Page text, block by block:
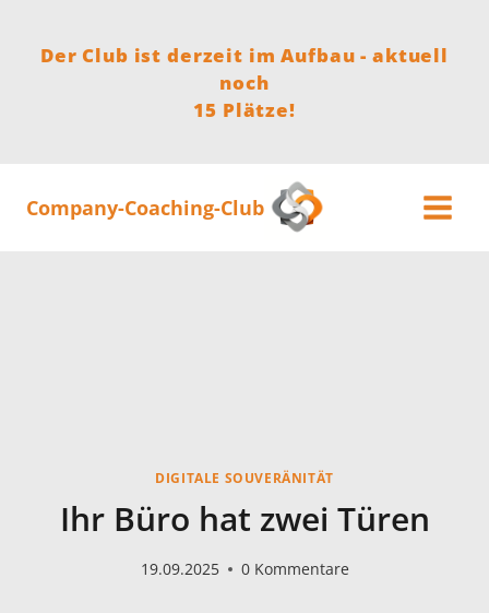
springenDer Club ist derzeit im Aufbau - aktuell
noch
15 Plätze!
Company-Coaching-Club
DIGITALE SOUVERÄNITÄT
Ihr Büro hat zwei Türen
19.09.2025 0 Kommentare